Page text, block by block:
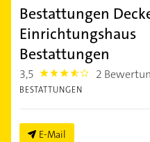
Bestattungen
Einrichtungshaus
Bestattungen
3,5 3.5 2
BESTATTUNGEN
E-Mail